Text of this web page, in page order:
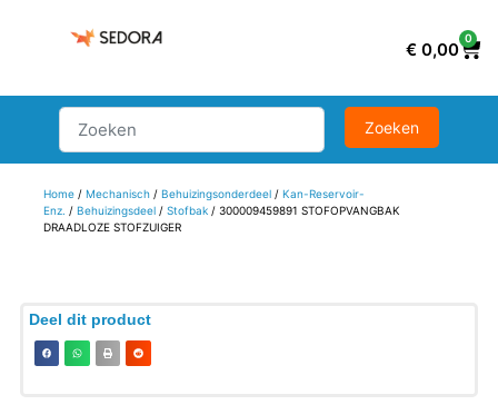
€ 0,00
0
Home/ Mechanisch/ Behuizingsonderdeel/ Kan-Reservoir-
Enz. / Behuizingsdeel/ Stofbak/ 300009459891 STOFOPVANGBAK
DRAADLOZE STOFZUIGER
Deel dit product